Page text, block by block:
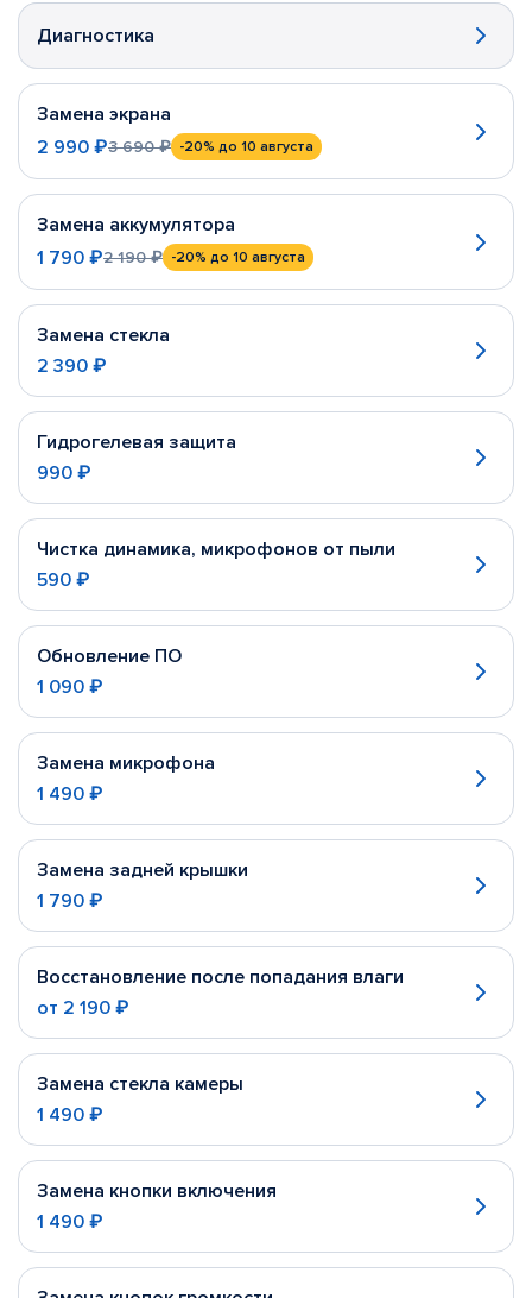
Диагностика
Замена экрана
2 990 ₽3 690 ₽ -20% до 10 августа
Замена аккумулятора
1 790 ₽2 190 ₽ -20% до 10 августа
Замена стекла
2 390 ₽
Гидрогелевая защита
990 ₽
Чистка динамика, микрофонов от пыли
590 ₽
Обновление ПО
1 090 ₽
Замена микрофона
1 490 ₽
Замена задней крышки
1 790 ₽
Восстановление после попадания влаги
от 2 190 ₽
Замена стекла камеры
1 490 ₽
Замена кнопки включения
1 490 ₽